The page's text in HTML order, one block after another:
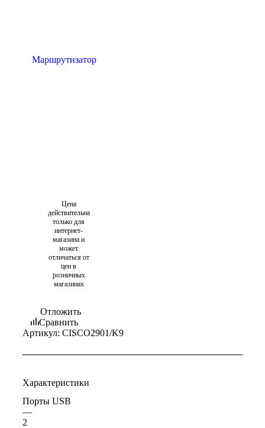
Цена
действительна
только для
интернет-
магазина и
может
отличаться от
цен в
розничных
магазинах
Отложить
Сравнить
Артикул: CISCO2901/K9
Характеристики
Порты USB
—
2